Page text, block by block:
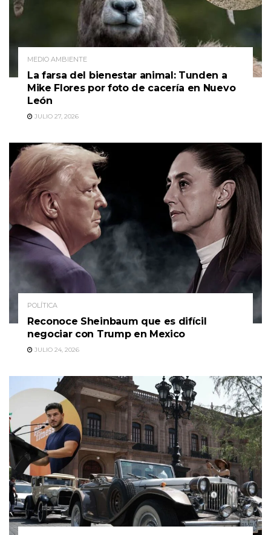
MEDIO AMBIENTE
La farsa del bienestar animal: Tunden a
Mike Flores por foto de cacería en Nuevo
León
JULIO 27, 2026
POLÍTICA
Reconoce Sheinbaum que es difícil
negociar con Trump en Mexico
JULIO 24, 2026